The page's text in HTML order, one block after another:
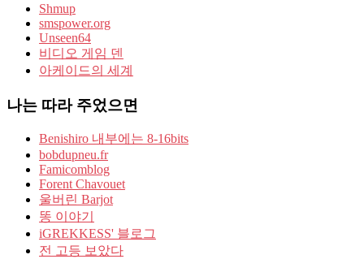
Shmup
smspower.org
Unseen64
비디오 게임 덴
아케이드의 세계
나는 따라 주었으면
Benishiro 내부에는 8-16bits
bobdupneu.fr
Famicomblog
Forent Chavouet
울버린 Barjot
똥 이야기
iGREKKESS' 블로그
전 고등 보았다